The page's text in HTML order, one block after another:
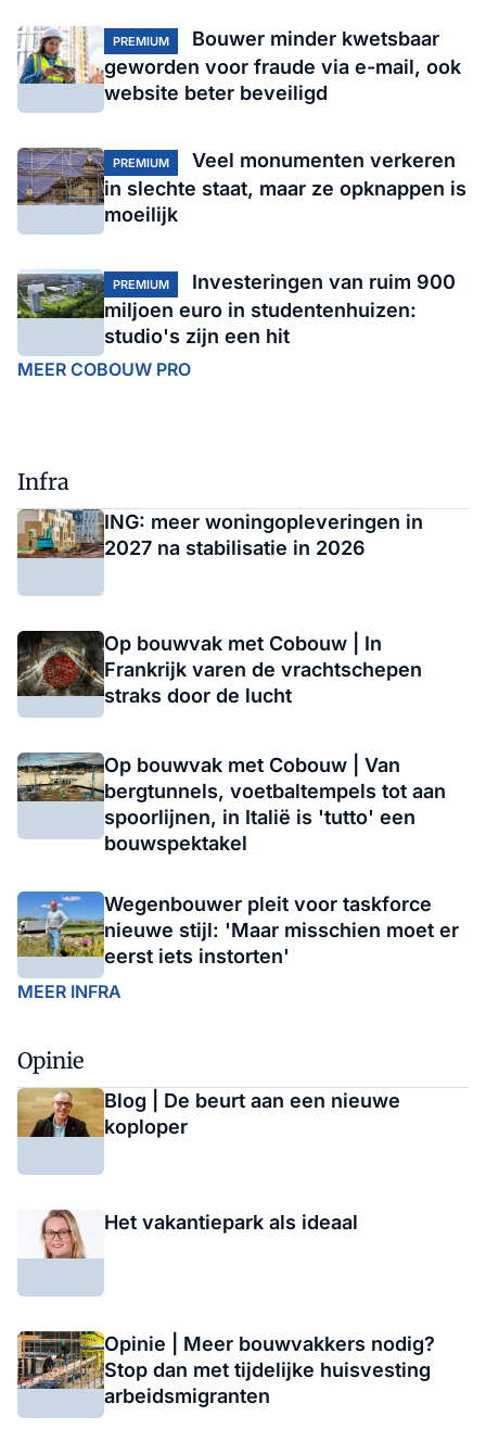
PREMIUM
Bouwer minder kwetsbaar
geworden voor fraude via e-mail, ook
website beter beveiligd
PREMIUM
Veel monumenten verkeren
in slechte staat, maar ze opknappen is
moeilijk
PREMIUM
Investeringen van ruim 900
miljoen euro in studentenhuizen:
studio's zijn een hit
MEER COBOUW PRO
Infra
ING: meer woningopleveringen in
2027 na stabilisatie in 2026
Op bouwvak met Cobouw | In
Frankrijk varen de vrachtschepen
straks door de lucht
Op bouwvak met Cobouw | Van
bergtunnels, voetbaltempels tot aan
spoorlijnen, in Italië is 'tutto' een
bouwspektakel
Wegenbouwer pleit voor taskforce
nieuwe stijl: 'Maar misschien moet er
eerst iets instorten'
MEER INFRA
Opinie
Blog | De beurt aan een nieuwe
koploper
Het vakantiepark als ideaal
Opinie | Meer bouwvakkers nodig?
Stop dan met tijdelijke huisvesting
arbeidsmigranten